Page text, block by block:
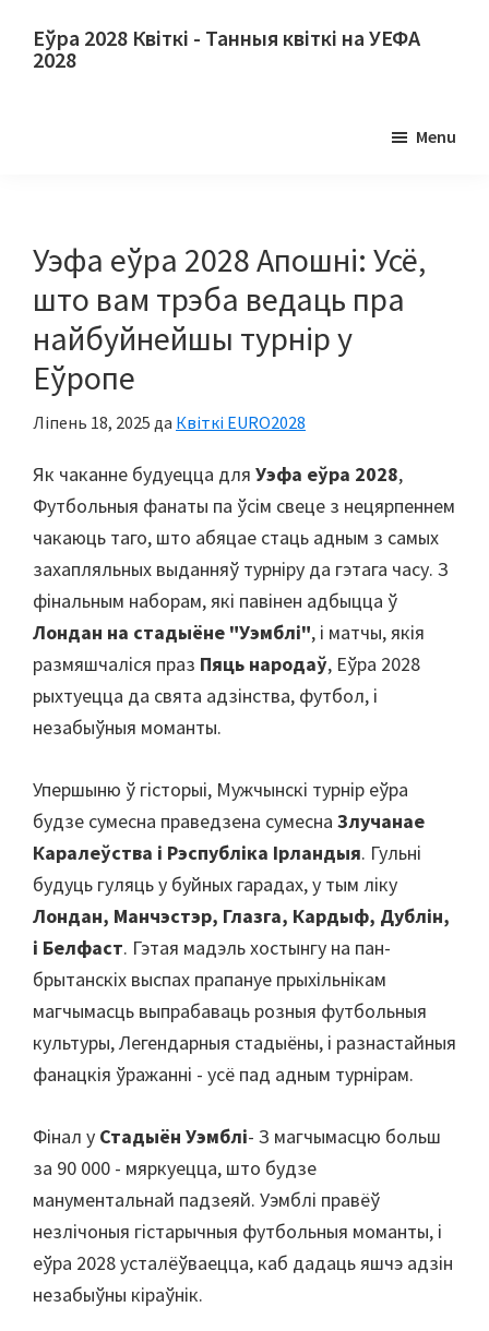
Еўра 2028 Квіткі - Танныя квіткі на УЕФА
2028
Квіткі
на
чэмпіянат
Еўрапейскага
футбола
УЕФА,
Уэмблі
Лондан,
Манчэстэр,
Кардыф,
Віла
-парк
Menu
Уэфа еўра 2028 Апошні: Усё,
што вам трэба ведаць пра
найбуйнейшы турнір у
Еўропе
Ліпень 18, 2025 да Квіткі EURO2028
Як чаканне будуецца для Уэфа еўра 2028,
Футбольныя фанаты па ўсім свеце з нецярпеннем
чакаюць таго, што абяцае стаць адным з самых
захапляльных выданняў турніру да гэтага часу. З
фінальным наборам, які павінен адбыцца ў
Лондан на стадыёне "Уэмблі", і матчы, якія
размяшчаліся праз Пяць народаў, Еўра 2028
рыхтуецца да свята адзінства, футбол, і
незабыўныя моманты.
Упершыню ў гісторыі, Мужчынскі турнір еўра
будзе сумесна праведзена сумесна Злучанае
Каралеўства і Рэспубліка Ірландыя. Гульні
будуць гуляць у буйных гарадах, у тым ліку
Лондан, Манчэстэр, Глазга, Кардыф, Дублін,
і Белфаст. Гэтая мадэль хостынгу на пан-
брытанскіх выспах прапануе прыхільнікам
магчымасць выпрабаваць розныя футбольныя
культуры, Легендарныя стадыёны, і разнастайныя
фанацкія ўражанні - усё пад адным турнірам.
Фінал у Стадыён Уэмблі- З магчымасцю больш
за 90 000 - мяркуецца, што будзе
манументальнай падзеяй. Уэмблі правёў
незлічоныя гістарычныя футбольныя моманты, і
еўра 2028 усталёўваецца, каб дадаць яшчэ адзін
незабыўны кіраўнік.